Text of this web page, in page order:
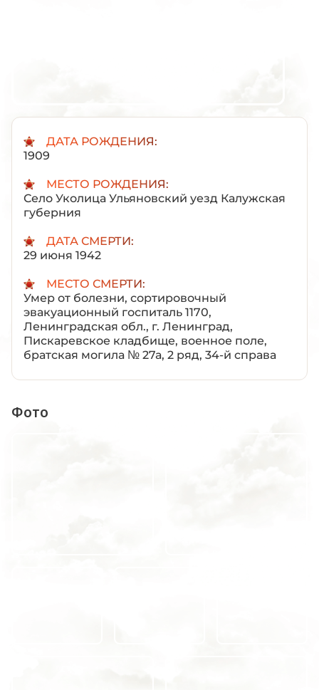
ДАТА РОЖДЕНИЯ:
1909
МЕСТО РОЖДЕНИЯ:
Село Уколица Ульяновский уезд Калужская
губерния
ДАТА СМЕРТИ:
29 июня 1942
МЕСТО СМЕРТИ:
Умер от болезни, сортировочный
эвакуационный госпиталь 1170,
Ленинградская обл., г. Ленинград,
Пискаревское кладбище, военное поле,
братская могила № 27а, 2 ряд, 34-й справа
Фото